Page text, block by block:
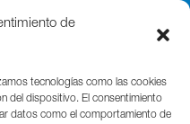
de
tecnologías como las cookies
del dispositivo. El consentimiento
datos como el comportamiento de